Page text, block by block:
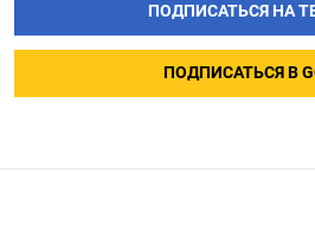
ПОДПИСАТЬСЯ НА
ПОДПИСАТЬСЯ В